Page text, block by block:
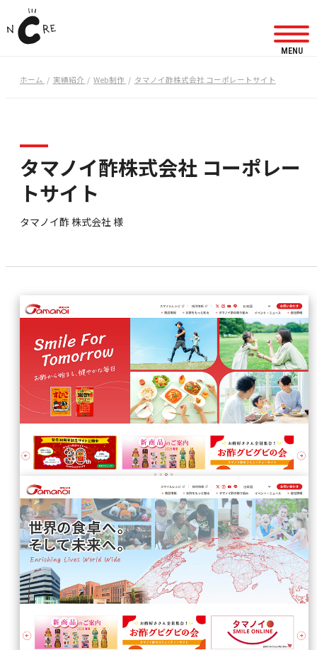
MENU
ホーム 実績紹介 Web制作 タマノイ酢株式会社 コーポレートサイト
タマノイ酢株式会社 コーポレー
トサイト
タマノイ酢 株式会社 様